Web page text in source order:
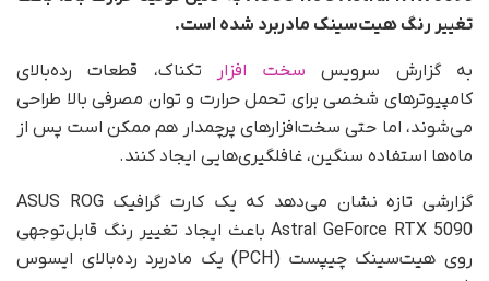
تغییر رنگ هیت‌سینک مادربرد شده است.
به گزارش سرویس سخت افزار تکناک، قطعات رده‌بالای
کامپیوترهای شخصی برای تحمل حرارت و توان مصرفی بالا طراحی
می‌شوند، اما حتی سخت‌افزارهای پرچمدار هم ممکن است پس از
ماه‌ها استفاده سنگین، غافلگیری‌هایی ایجاد کنند.
گزارشی تازه نشان می‌دهد که یک کارت گرافیک ASUS ROG
Astral GeForce RTX 5090 باعث ایجاد تغییر رنگ قابل‌توجهی
روی هیت‌سینک چیپست (PCH) یک مادربرد رده‌بالای ایسوس